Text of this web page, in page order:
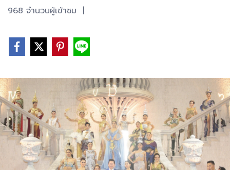
968 จำนวนผู้เข้าชม |